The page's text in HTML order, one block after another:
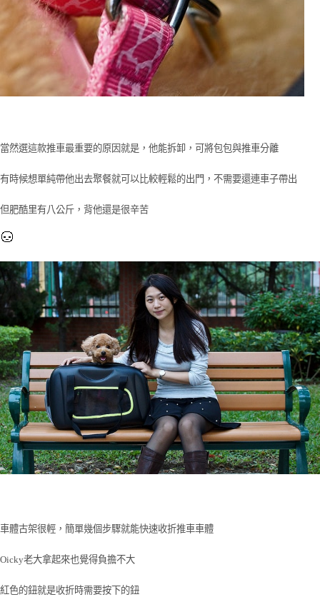
當然選這款推車最重要的原因就是，他能拆卸，可將包包與推車分離
有時候想單純帶他出去聚餐就可以比較輕鬆的出門，不需要還連車子帶出
但肥酷里有八公斤，背他還是很辛苦
車體古架很輕，簡單幾個步驟就能快速收折推車車體
Oicky老大拿起來也覺得負擔不大
紅色的鈕就是收折時需要按下的鈕